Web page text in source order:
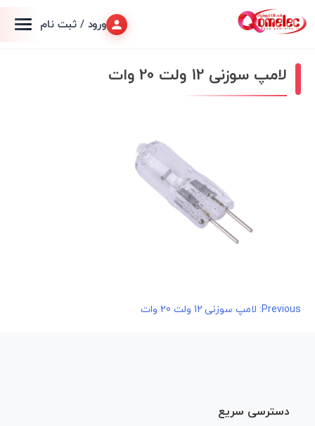
ورود / ثبت نام
لامپ سوزنی 12 ولت 20 وات
راهبری
Previous: لامپ سوزنی 12 ولت 20 وات
دسترسی سریع